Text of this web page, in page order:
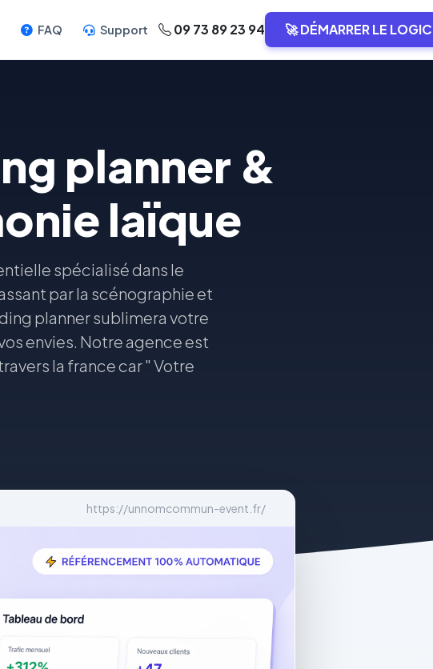
FAQ Support 09 73 89 23 94 🚀 DÉMARRER LE
planner &
laïque
spécialisé dans le
par la scénographie et
planner sublimera votre
envies. Notre agence est
la france car " Votre
https://unnomcommun-event.fr/